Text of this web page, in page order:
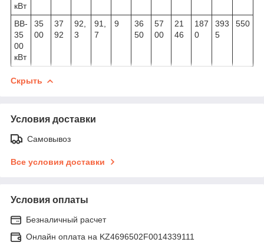
кВт
ВВ-
35
00
кВт
35
00
37
92
92,
3
91,
7
9
36
50
57
00
21
46
187
0
393
5
550
Скрыть
Условия доставки
Самовывоз
Все условия доставки
Условия оплаты
Безналичный расчет
Онлайн оплата на KZ4696502F0014339111